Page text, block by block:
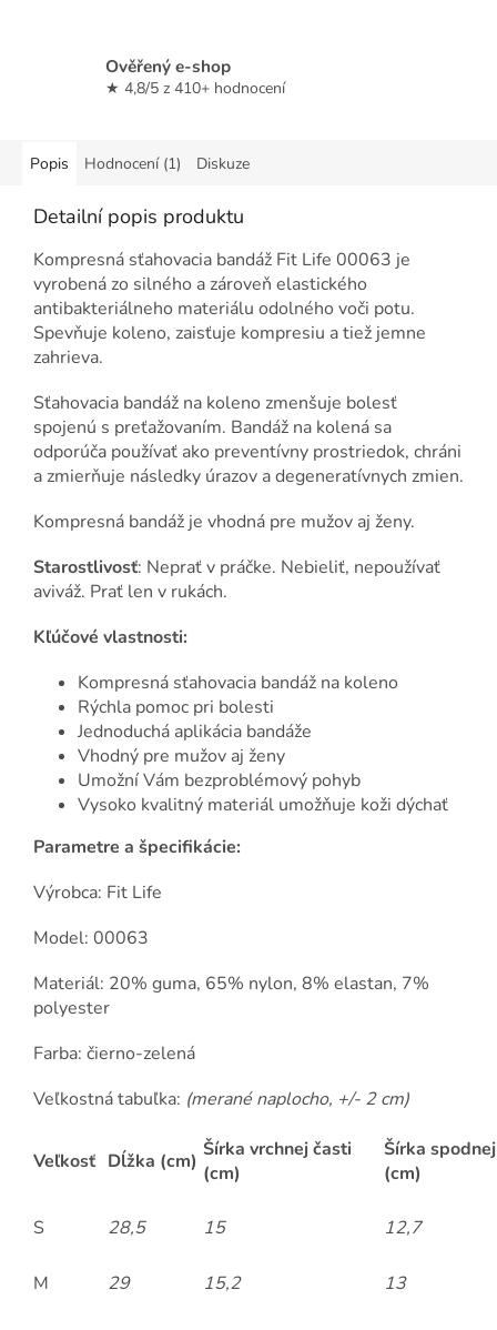
Ověřený e-shop
★ 4,8/5 z 410+ hodnocení
Popis Hodnocení (1) Diskuze
Detailní popis produktu
Kompresná sťahovacia bandáž Fit Life 00063 je
vyrobená zo silného a zároveň elastického
antibakteriálneho materiálu odolného voči potu.
Spevňuje koleno, zaisťuje kompresiu a tiež jemne
zahrieva.
Sťahovacia bandáž na koleno zmenšuje bolesť
spojenú s preťažovaním. Bandáž na kolená sa
odporúča používať ako preventívny prostriedok, chráni
a zmierňuje následky úrazov a degeneratívnych zmien.
Kompresná bandáž je vhodná pre mužov aj ženy.
Starostlivosť: Neprať v práčke. Nebieliť, nepoužívať
aviváž. Prať len v rukách.
Kľúčové vlastnosti:
Kompresná sťahovacia bandáž na koleno
Rýchla pomoc pri bolesti
Jednoduchá aplikácia bandáže
Vhodný pre mužov aj ženy
Umožní Vám bezproblémový po­hyb
Vysoko kvalitný materiál umožňuje koži dýchať
Parametre a špecifikácie:
Výrobca: Fit Life
Model: 00063
Materiál: 20% guma, 65% nylon, 8% elastan, 7%
polyester
Farba: čierno-zelená
Veľkostná tabuľka: (merané naplocho, +/- 2 cm)
Veľkosť Dĺžka (cm) Šírka vrchnej časti
(cm)
Šírka
(cm)
S 28,5 15 12,7
M 29 15,2 13